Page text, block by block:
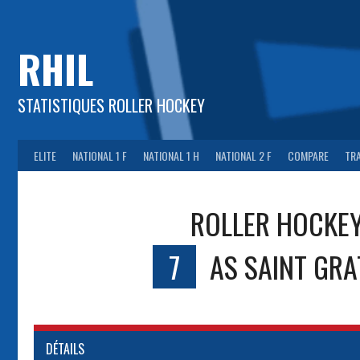
RHIL
STATISTIQUES ROLLER HOCKEY
ELITE NATIONAL 1 F NATIONAL 1 H NATIONAL 2 F COMPARE
ROLLER
7
AS SAINT
DÉTAILS